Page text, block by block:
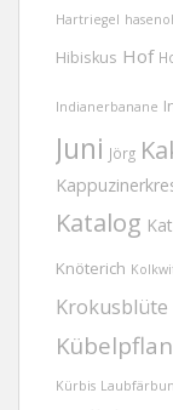
Hartriegel
Hibiskus Hof
Indianerbanane
Juni Jörg
Katalog
Knöterich
Krokusblüte
Kürbis